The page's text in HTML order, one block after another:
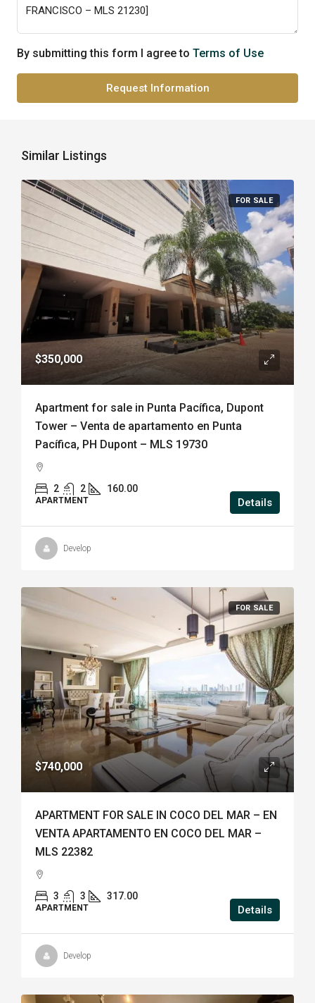
By submitting this form I agree to Terms of Use
Request Information
Similar Listings
FOR SALE
$350,000
Apartment for sale in Punta Pacífica, Dupont
Tower – Venta de apartamento en Punta
Pacífica, PH Dupont – MLS 19730
2 2 160.00
APARTMENT Details
Develop
FOR SALE
$740,000
APARTMENT FOR SALE IN COCO DEL MAR – EN
VENTA APARTAMENTO EN COCO DEL MAR –
MLS 22382
3 3 317.00
APARTMENT Details
Develop